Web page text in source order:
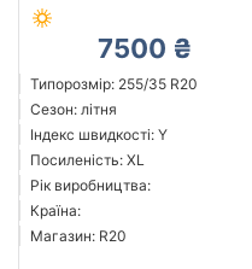
7500 ₴
Типорозмір: 255/35 R20
Сезон: літня
Індекс швидкості: Y
Посиленість: XL
Рік виробництва:
Країна:
Магазин: R20